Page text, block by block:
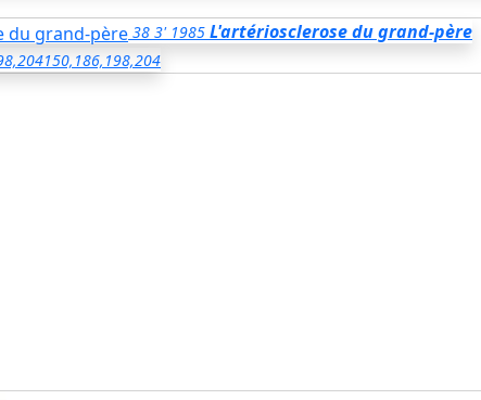
38 3' 1985 L'artériosclerose du grand-père
150,186,198,204